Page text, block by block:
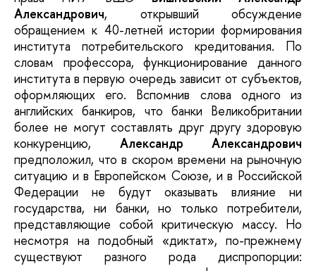
Александрович, открывший обсуждение
обращением к 40-летней истории формирования
института потребительского кредитования. По
словам профессора, функционирование данного
института в первую очередь зависит от субъектов,
оформляющих его. Вспомнив слова одного из
английских банкиров, что банки Великобритании
более не могут составлять друг другу здоровую
конкуренцию, Александр Александрович
предположил, что в скором времени на рыночную
ситуацию и в Европейском Союзе, и в Российской
Федерации не будут оказывать влияние ни
государства, ни банки, но только потребители,
представляющие собой критическую массу. Но
несмотря на подобный «диктат», по-прежнему
существуют разного рода диспропорции: